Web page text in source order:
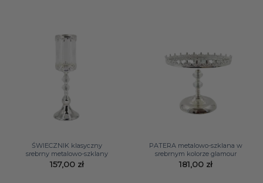
ŚWIECZNIK klasyczny
srebrny metalowo-szklany
157,00 zł
PATERA metalowo-szklana w
srebrnym kolorze glamour
181,00 zł